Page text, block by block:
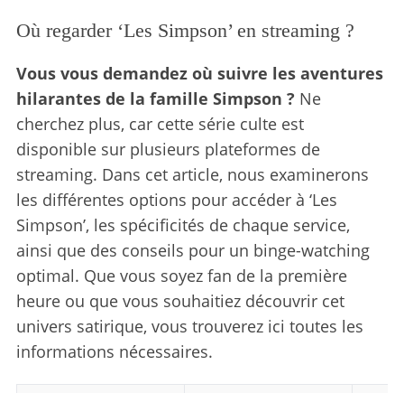
Où regarder ‘Les Simpson’ en streaming ?
Vous vous demandez où suivre les aventures
hilarantes de la famille Simpson ? Ne
cherchez plus, car cette série culte est
disponible sur plusieurs plateformes de
streaming. Dans cet article, nous examinerons
les différentes options pour accéder à ‘Les
Simpson’, les spécificités de chaque service,
ainsi que des conseils pour un binge-watching
optimal. Que vous soyez fan de la première
heure ou que vous souhaitiez découvrir cet
univers satirique, vous trouverez ici toutes les
informations nécessaires.